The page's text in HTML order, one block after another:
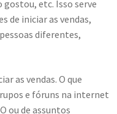
etc. Isso serve
de iniciar as vendas,
diferentes,
as vendas. O que
e fóruns na internet
ou de assuntos